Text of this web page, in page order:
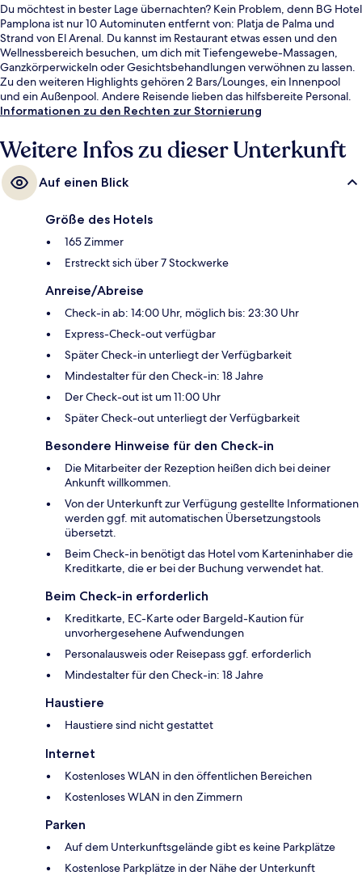
Du möchtest in bester Lage übernachten? Kein Problem, denn BG Hotel
Pamplona ist nur 10 Autominuten entfernt von: Platja de Palma und
Strand von El Arenal. Du kannst im Restaurant etwas essen und den
Wellnessbereich besuchen, um dich mit Tiefengewebe-Massagen,
Ganzkörperwickeln oder Gesichtsbehandlungen verwöhnen zu lassen.
Zu den weiteren Highlights gehören 2 Bars/Lounges, ein Innenpool
und ein Außenpool. Andere Reisende lieben das hilfsbereite Personal.
Informationen zu den Rechten zur Stornierung
Weitere Infos zu dieser Unterkunft
Auf einen Blick
Größe des Hotels
165 Zimmer
Erstreckt sich über 7 Stockwerke
Anreise/Abreise
Check-in ab: 14:00 Uhr, möglich bis: 23:30 Uhr
Express-Check-out verfügbar
Später Check-in unterliegt der Verfügbarkeit
Mindestalter für den Check-in: 18 Jahre
Der Check-out ist um 11:00 Uhr
Später Check-out unterliegt der Verfügbarkeit
Besondere Hinweise für den Check-in
Die Mitarbeiter der Rezeption heißen dich bei deiner
Ankunft willkommen.
Von der Unterkunft zur Verfügung gestellte Informationen
werden ggf. mit automatischen Übersetzungstools
übersetzt.
Beim Check-in benötigt das Hotel vom Karteninhaber die
Kreditkarte, die er bei der Buchung verwendet hat.
Beim Check-in erforderlich
Kreditkarte, EC-Karte oder Bargeld-Kaution für
unvorhergesehene Aufwendungen
Personalausweis oder Reisepass ggf. erforderlich
Mindestalter für den Check-in: 18 Jahre
Haustiere
Haustiere sind nicht gestattet
Internet
Kostenloses WLAN in den öffentlichen Bereichen
Kostenloses WLAN in den Zimmern
Parken
Auf dem Unterkunftsgelände gibt es keine Parkplätze
Kostenlose Parkplätze in der Nähe der Unterkunft